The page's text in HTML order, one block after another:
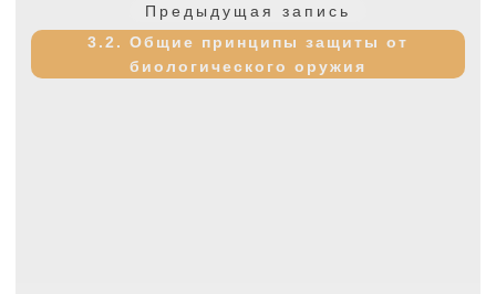
Предыдущая запись
запись:
3.2. Общие принципы защиты от
биологического оружия